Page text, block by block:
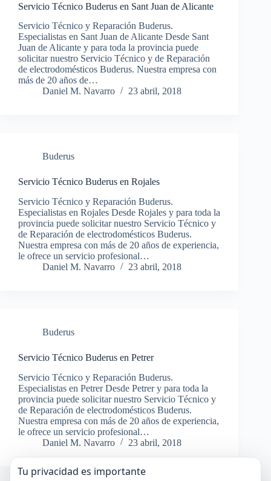
Servicio Técnico Buderus en Sant Juan de Alicante
Servicio Técnico y Reparación Buderus.
Especialistas en Sant Juan de Alicante Desde Sant
Juan de Alicante y para toda la provincia puede
solicitar nuestro Servicio Técnico y de Reparación
de electrodomésticos Buderus. Nuestra empresa con
más de 20 años de…
Daniel M. Navarro
23 abril, 2018
Buderus
Servicio Técnico Buderus en Rojales
Servicio Técnico y Reparación Buderus.
Especialistas en Rojales Desde Rojales y para toda la
provincia puede solicitar nuestro Servicio Técnico y
de Reparación de electrodomésticos Buderus.
Nuestra empresa con más de 20 años de experiencia,
le ofrece un servicio profesional…
Daniel M. Navarro
23 abril, 2018
Buderus
Servicio Técnico Buderus en Petrer
Servicio Técnico y Reparación Buderus.
Especialistas en Petrer Desde Petrer y para toda la
provincia puede solicitar nuestro Servicio Técnico y
de Reparación de electrodomésticos Buderus.
Nuestra empresa con más de 20 años de experiencia,
le ofrece un servicio profesional…
Daniel M. Navarro
23 abril, 2018
Tu privacidad es importante